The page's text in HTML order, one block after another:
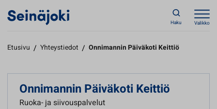
Haku Valikko
Etusivu / Yhteystiedot / Onnimannin Päiväkoti Keittiö
Onnimannin Päiväkoti Keittiö
Ruoka- ja siivouspalvelut